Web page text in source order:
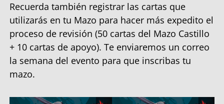
Recuerda también registrar las cartas que
utilizarás en tu Mazo para hacer más expedito el
proceso de revisión (50 cartas del Mazo Castillo
+ 10 cartas de apoyo). Te enviaremos un correo
la semana del evento para que inscribas tu
mazo.